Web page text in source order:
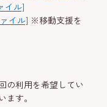
イル]
イル] ※移動支援を
の利用を希望してい
す。